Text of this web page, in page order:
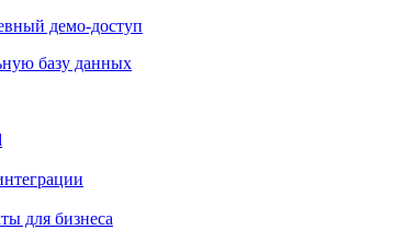
демо-доступ
базу данных
для бизнеса